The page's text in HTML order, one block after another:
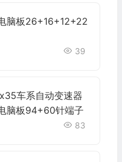
脑板26+16+12+22
39
车系自动变速器
脑板94+60针端子
83